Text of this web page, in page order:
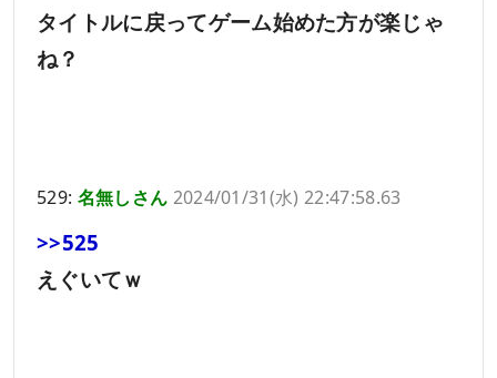
タイトルに戻ってゲーム始めた方が楽じゃ
ね？
529: 名無しさん 2024/01/31(水) 22:47:58.63
>>525
えぐいてｗ